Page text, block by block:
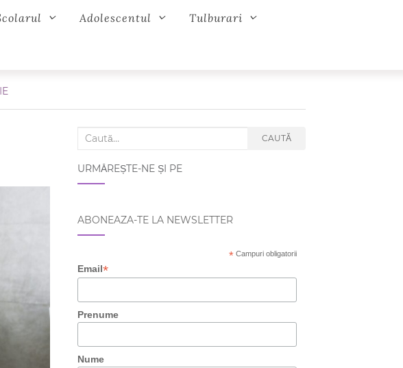
Adolescentul Tulburari
Search for: CAUTĂ
URMĂREȘTE-NE ȘI PE
ABONEAZA-TE LA NEWSLETTER
*Campuri obligatorii
Email*
Prenume
Nume